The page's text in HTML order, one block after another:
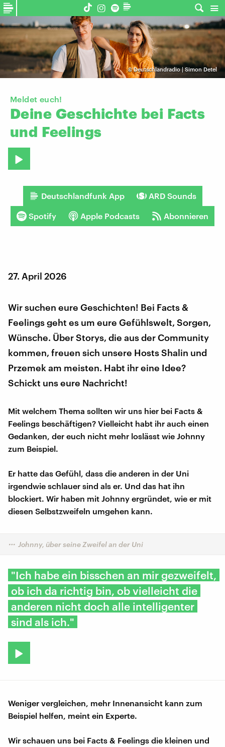
©Deutschlandradio | Simon Detel
Meldet euch!
Deine Geschichte bei Facts
und Feelings
Deutschlandfunk App ARD Sounds
Spotify Apple Podcasts Abonnieren
27. April 2026
Wir suchen eure Geschichten! Bei Facts &
Feelings geht es um eure Gefühlswelt, Sorgen,
Wünsche. Über Storys, die aus der Community
kommen, freuen sich unsere Hosts Shalin und
Przemek am meisten. Habt ihr eine Idee?
Schickt uns eure Nachricht!
Mit welchem Thema sollten wir uns hier bei Facts &
Feelings beschäftigen? Vielleicht habt ihr auch einen
Gedanken, der euch nicht mehr loslässt wie Johnny
zum Beispiel.
Er hatte das Gefühl, dass die anderen in der Uni
irgendwie schlauer sind als er. Und das hat ihn
blockiert. Wir haben mit Johnny ergründet, wie er mit
diesen Selbstzweifeln umgehen kann.
Johnny, über seine Zweifel an der Uni
"Ich habe ein bisschen an mir gezweifelt,
ob ich da richtig bin, ob vielleicht die
anderen nicht doch alle intelligenter
sind als ich."
Weniger vergleichen, mehr Innenansicht kann zum
Beispiel helfen, meint ein Experte.
Wir schauen uns bei Facts & Feelings die kleinen und